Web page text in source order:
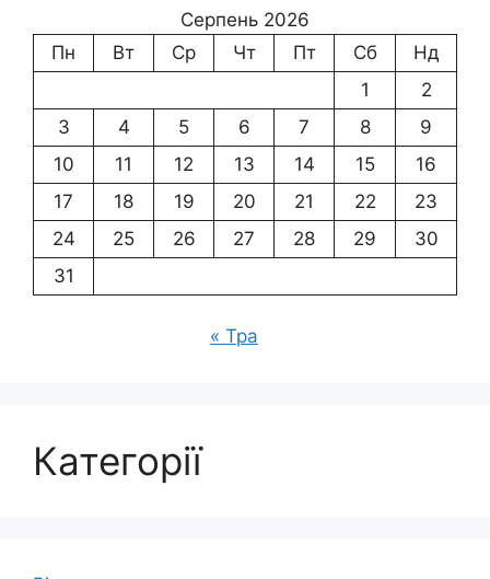
Серпень 2026
Пн
Вт Ср Чт Пт Сб
Нд
1
2
3
4 5 6 7 8
9
10
11 12 13 14 15
16
17
18 19 20 21 22
23
24
25 26 27 28 29
30
31
« Тра
Категорії